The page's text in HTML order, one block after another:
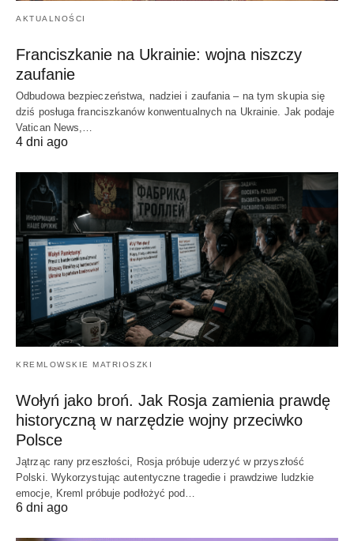
AKTUALNOŚCI
Franciszkanie na Ukrainie: wojna niszczy
zaufanie
Odbudowa bezpieczeństwa, nadziei i zaufania – na tym skupia się
dziś posługa franciszkanów konwentualnych na Ukrainie. Jak podaje
Vatican News,…
4 dni ago
KREMLOWSKIE MATRIOSZKI
Wołyń jako broń. Jak Rosja zamienia prawdę
historyczną w narzędzie wojny przeciwko
Polsce
Jątrząc rany przeszłości, Rosja próbuje uderzyć w przyszłość
Polski. Wykorzystując autentyczne tragedie i prawdziwe ludzkie
emocje, Kreml próbuje podłożyć pod…
6 dni ago